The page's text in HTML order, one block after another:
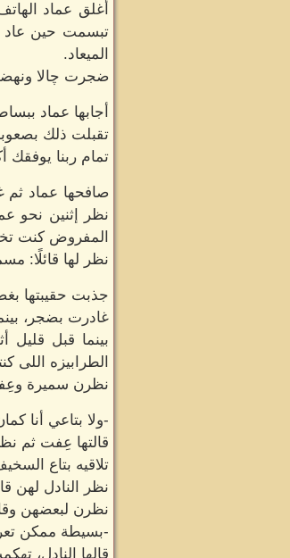
أغلق عماد
تبسمت حين عاد
الميعاد.
ضجرت چالا
أجابها عماد
تقبلت ذلك
تمام ربنا يوفقك
صافحها عماد ثم
نظر إثنين نحو
المفروض كنت
نظر لها قائلًا:
جذبت حقيبتها
غادرت بضجر،
بينما قبل
الطرابيزه اللى
نظرن سميرة
-ولا بتاعي أنا
قالتها عِفت ثم
تلاقيه بتاع
نظر النادل لهن
نظرن لبعضهن
-بسيطة ممكن
قالها النادل،